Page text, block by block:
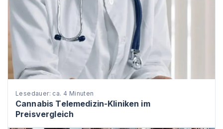
Lesedauer: ca. 4 Minuten
Cannabis Telemedizin-Kliniken im
Preisvergleich